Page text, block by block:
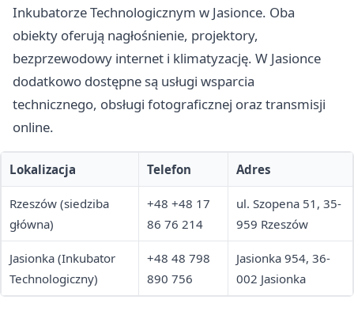
Inkubatorze Technologicznym w Jasionce. Oba
obiekty oferują nagłośnienie, projektory,
bezprzewodowy internet i klimatyzację. W Jasionce
dodatkowo dostępne są usługi wsparcia
technicznego, obsługi fotograficznej oraz transmisji
online.
Lokalizacja Telefon Adres
Rzeszów (siedziba
główna)
+48 +48 17
86 76 214
ul. Szopena 51, 35-
959 Rzeszów
Jasionka (Inkubator
Technologiczny)
+48 48 798
890 756
Jasionka 954, 36-
002 Jasionka